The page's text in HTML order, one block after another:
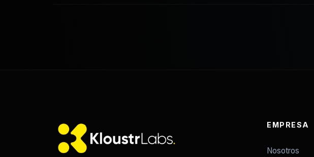
EMPRESA
Nosotros